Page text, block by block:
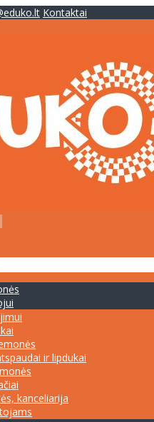
Kontaktai
ir lipdukai
kanceliarija